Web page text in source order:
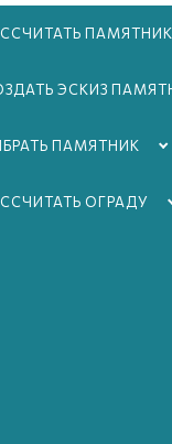
ПАМЯТНИК
ЭСКИЗ
ПАМЯТНИК
ОГРАДУ
Без